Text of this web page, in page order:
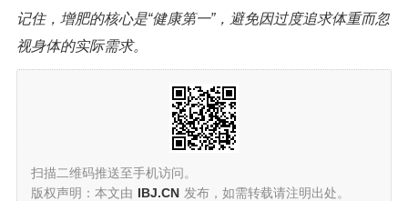
记住，增肥的核心是“健康第一”，避免因过度追求体重而忽
视身体的实际需求。
扫描二维码推送至手机访问。
版权声明：本文由 IBJ.CN 发布，如需转载请注明出处。